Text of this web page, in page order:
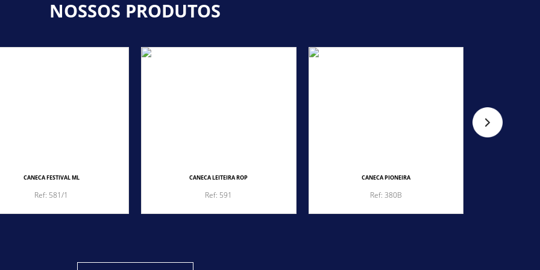
NOSSOS PRODUTOS
CANECA FESTIVAL ML
Ref: 581/1
CANECA LEITEIRA ROP
Ref: 591
CANECA PIONEIRA
Ref: 380B